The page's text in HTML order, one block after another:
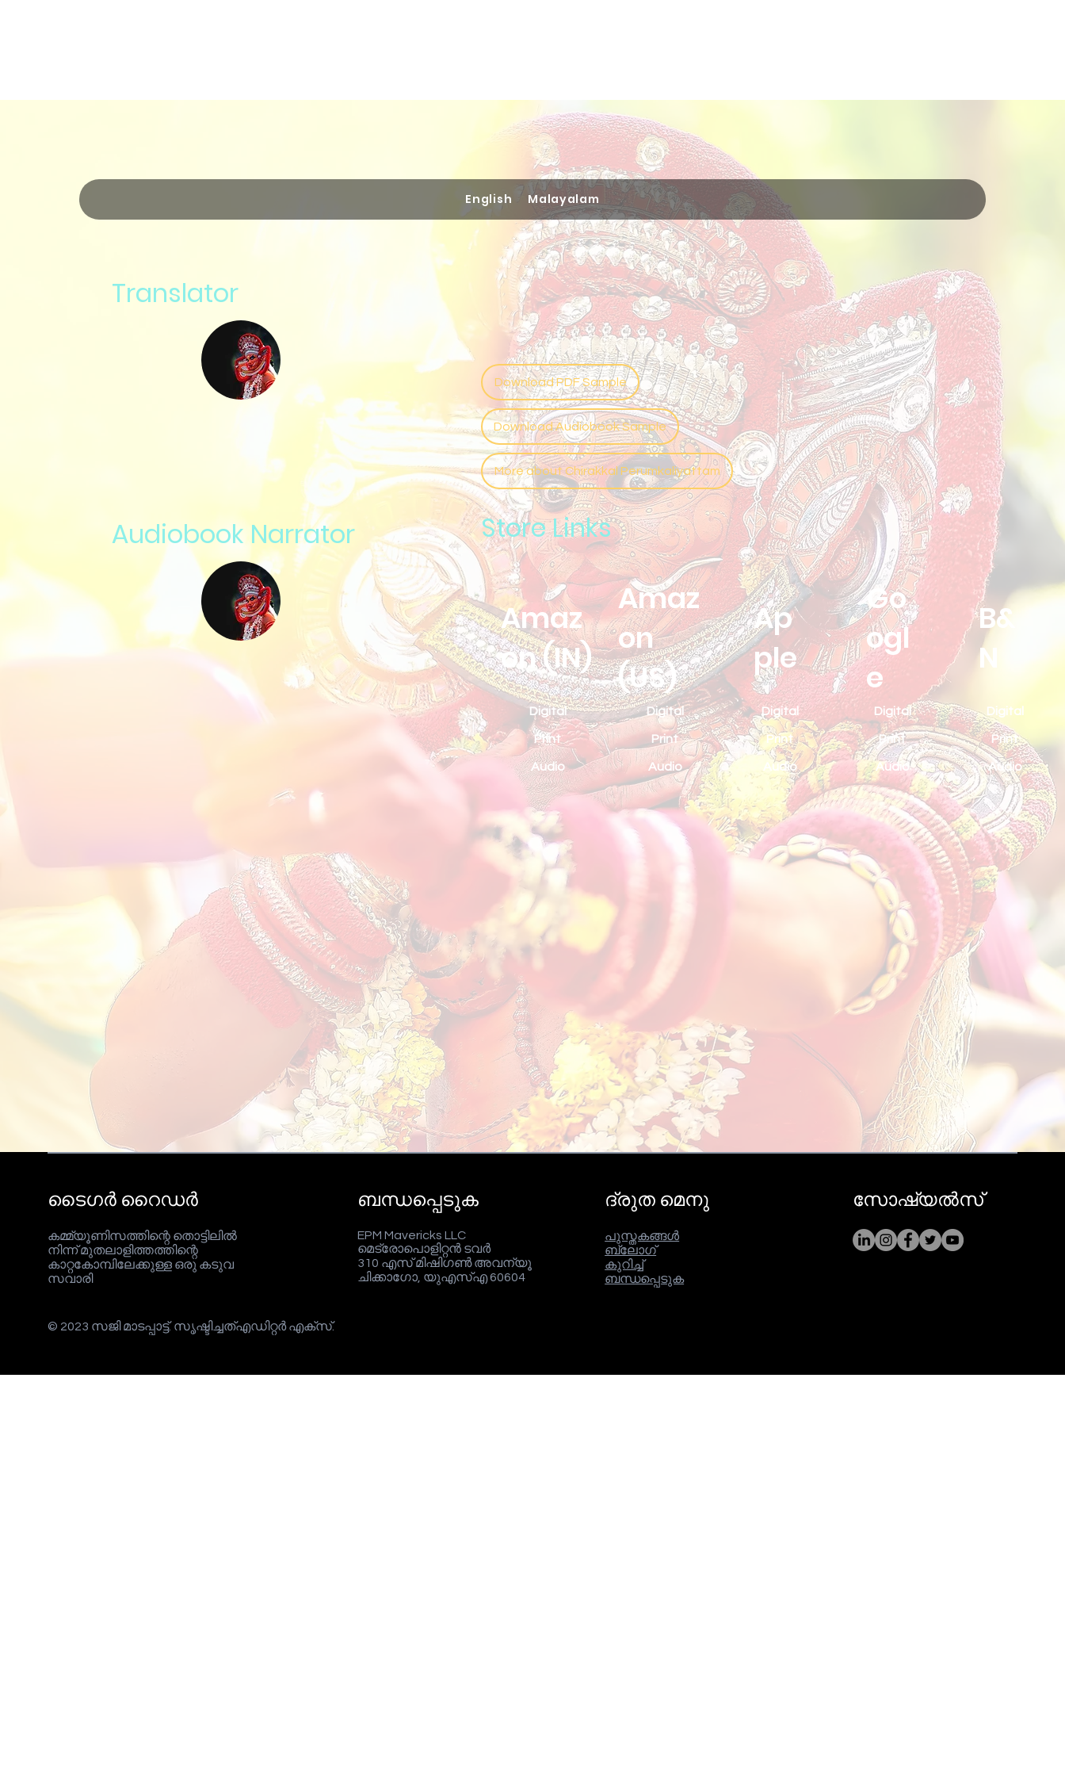
English Malayalam
Translator
Audiobook Narrator
Download PDF Sample
Download Audiobook Sample
More about Chirakkal Perumkaliyattam
Store Links
Amaz
on (IN)
Amaz
on
(US)
Ap
ple
Go
ogl
e
B&
N
Digital Digital Digital Digital Digital
Print Print Print Print Print
Audio Audio Audio Audio Audio
ടൈഗർ റൈഡർ
കമ്മ്യൂണിസത്തിന്റെ തൊട്ടിലിൽ
നിന്ന് മുതലാളിത്തത്തിന്റെ
കാറ്റകോമ്പിലേക്കുള്ള ഒരു കടുവ
സവാരി
ബന്ധപ്പെടുക
EPM Mavericks LLC
മെട്രോപൊളിറ്റൻ ടവർ
310 എസ് മിഷിഗൺ അവന്യൂ
ചിക്കാഗോ, യുഎസ്എ 60604
ദ്രുത മെനു
പുസ്തകങ്ങൾ
ബ്ലോഗ്
കുറിച്ച്
ബന്ധപ്പെടുക
സോഷ്യൽസ്
© 2023 സജി മാടപ്പാട്ട്. സൃഷ്ടിച്ചത്എഡിറ്റർ എക്സ്.